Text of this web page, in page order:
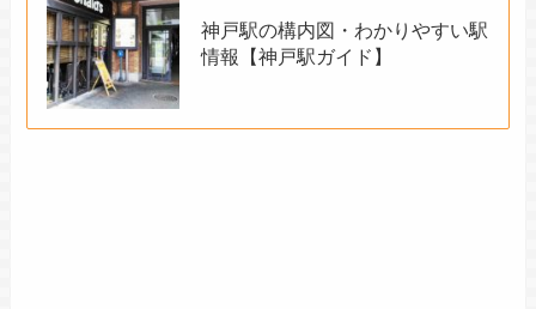
神戸駅の構内図・わかりやすい駅
情報【神戸駅ガイド】